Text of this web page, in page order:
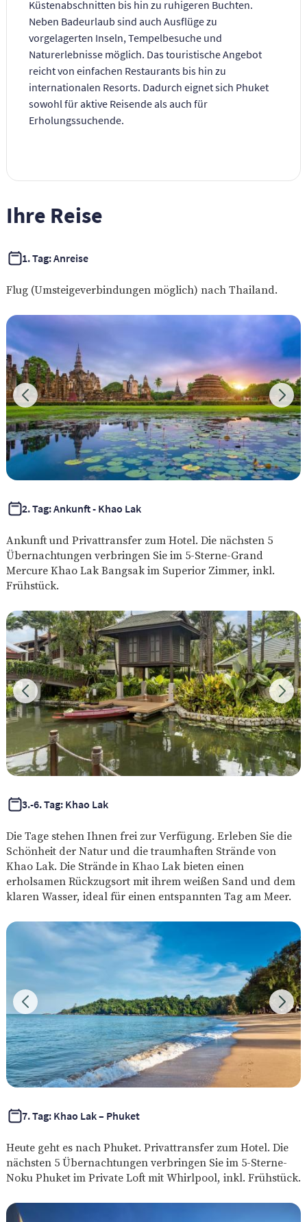
Küstenabschnitten bis hin zu ruhigeren Buchten.
Neben Badeurlaub sind auch Ausflüge zu
vorgelagerten Inseln, Tempelbesuche und
Naturerlebnisse möglich. Das touristische Angebot
reicht von einfachen Restaurants bis hin zu
internationalen Resorts. Dadurch eignet sich Phuket
sowohl für aktive Reisende als auch für
Erholungssuchende.
Ihre Reise
1. Tag: Anreise
Flug (Umsteigeverbindungen möglich) nach Thailand.
2. Tag: Ankunft - Khao Lak
Ankunft und Privattransfer zum Hotel. Die nächsten 5
Übernachtungen verbringen Sie im 5-Sterne-Grand
Mercure Khao Lak Bangsak im Superior Zimmer, inkl.
Frühstück.
3.-6. Tag: Khao Lak
Die Tage stehen Ihnen frei zur Verfügung. Erleben Sie die
Schönheit der Natur und die traumhaften Strände von
Khao Lak. Die Strände in Khao Lak bieten einen
erholsamen Rückzugsort mit ihrem weißen Sand und dem
klaren Wasser, ideal für einen entspannten Tag am Meer.
7. Tag: Khao Lak – Phuket
Heute geht es nach Phuket. Privattransfer zum Hotel. Die
nächsten 5 Übernachtungen verbringen Sie im 5-Sterne-
Noku Phuket im Private Loft mit Whirlpool, inkl. Frühstück.